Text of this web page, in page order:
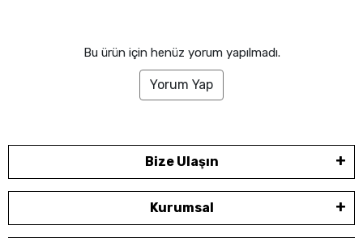
Bu ürün için henüz yorum yapılmadı.
Yorum Yap
Bize Ulaşın
Kurumsal